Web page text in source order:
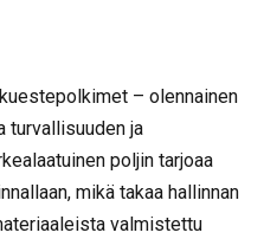
– olennainen
turvallisuuden ja
poljin tarjoaa
mikä takaa hallinnan
valmistettu